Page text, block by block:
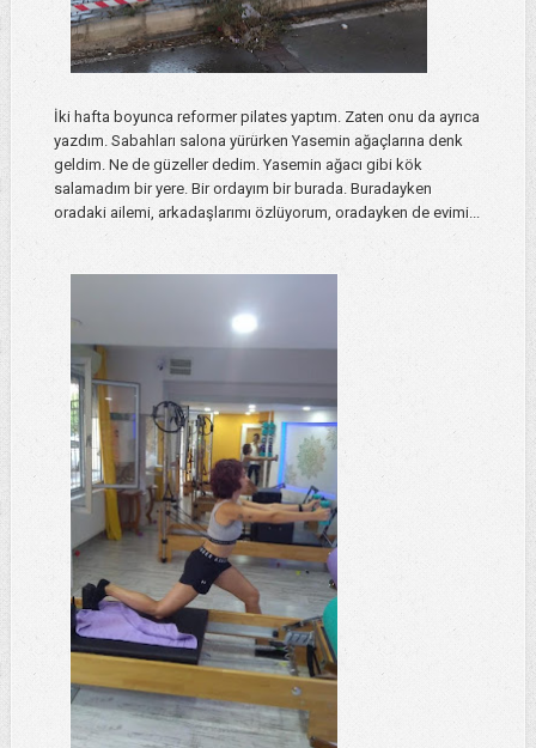
İki hafta boyunca reformer pilates yaptım. Zaten onu da ayrıca
yazdım. Sabahları salona yürürken Yasemin ağaçlarına denk
geldim. Ne de güzeller dedim. Yasemin ağacı gibi kök
salamadım bir yere. Bir ordayım bir burada. Buradayken
oradaki ailemi, arkadaşlarımı özlüyorum, oradayken de evimi...